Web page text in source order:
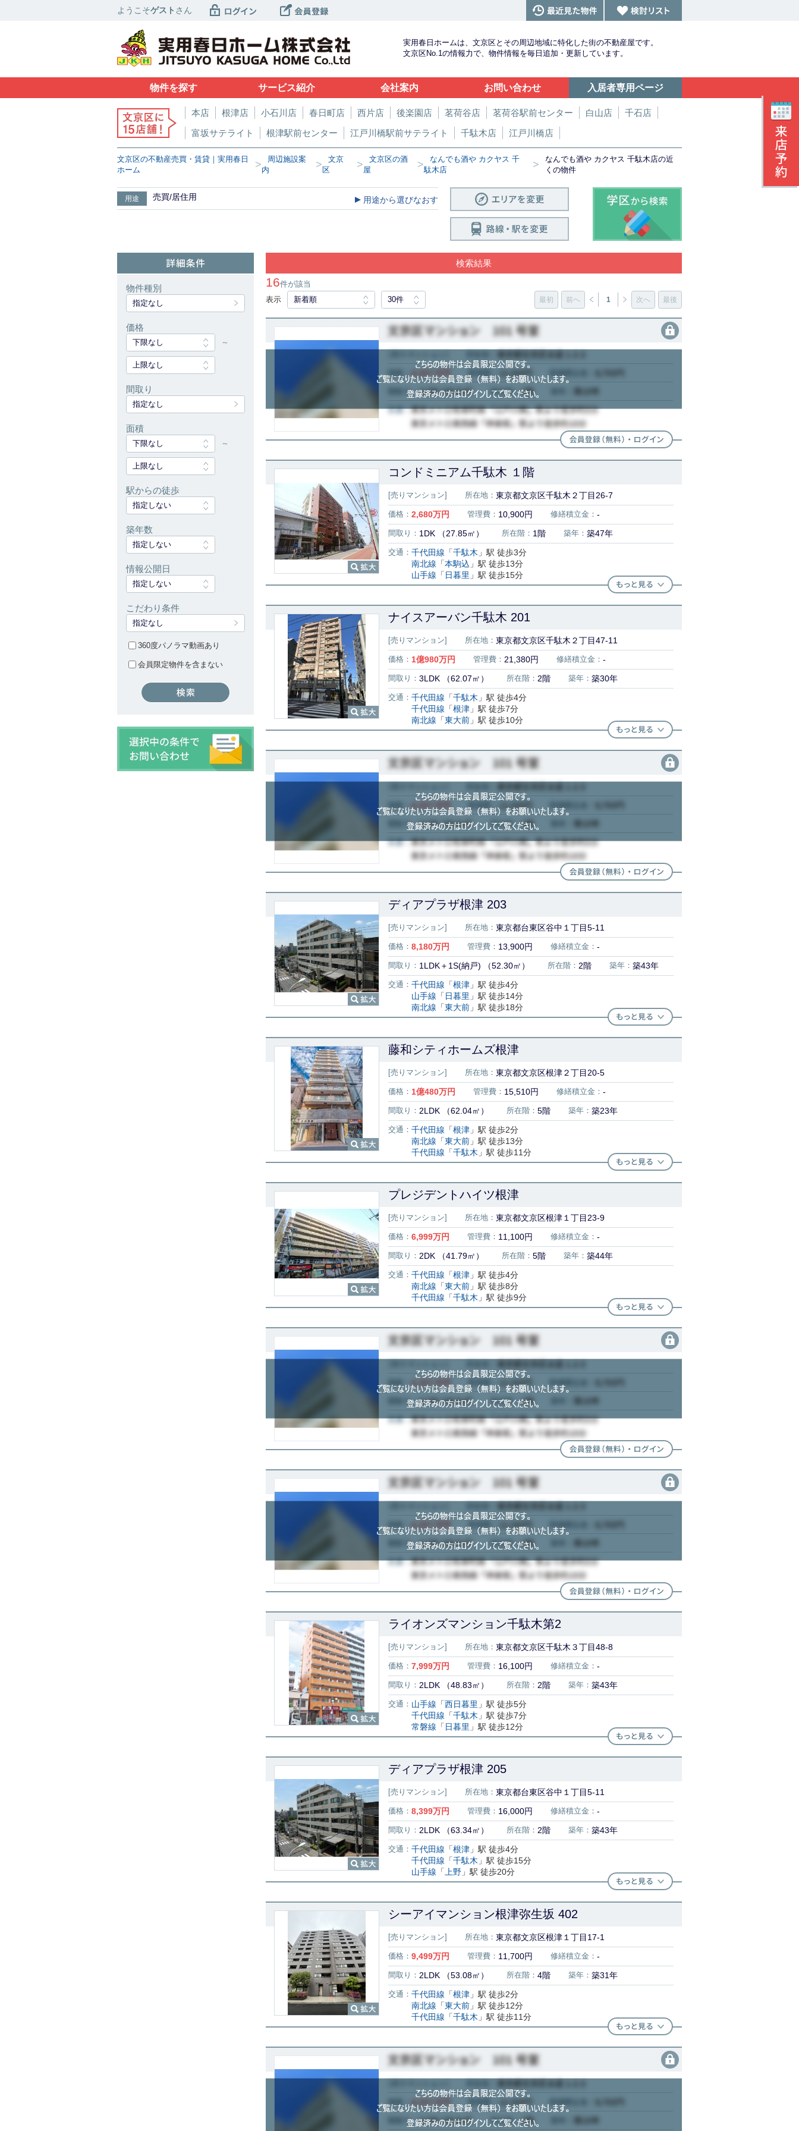
ようこそゲスト さん
実用春日ホームは、文京区とその周辺地域に特化した街の不動産屋です。
文京区No.1の情報力で、物件情報を毎日追加・更新しています。
物件を探す サービス紹介 会社案内 お問い合わせ 入居者専用ページ
本店 根津店 小石川店 春日町店 西片店 後楽園店 茗荷谷店 茗荷谷駅前センター 白山店
千石店
富坂サテライト
根津駅前センター 江戸川橋駅前サテライト 千駄木店 江戸川橋店
文京区の不動産売買・賃貸｜実用春日
ホーム
>
周辺施設案
内
>
文京
区
>
文京区の酒
屋
>
なんでも酒や カクヤス 千
駄木店
>
なんでも酒や カクヤス 千駄木店の近
くの物件
用途 売買/居住用 用途から選びなおす
検索結果
16件が該当
表示
新着順 30件 最初 前へ 1 次へ 最後
コンドミニアム千駄木 １階
[売りマンション] 所在地： 東京都文京区千駄木２丁目26-7
価格： 2,680万円 管理費： 10,900円 修繕積立金： -
間取り： 1DK （27.85㎡） 所在階： 1階 築年： 築47年
交通： 千代田線 「千駄木 」駅 徒歩3分
南北線 「本駒込 」駅 徒歩13分
山手線 「 日暮里 」駅 徒歩15分
ナイスアーバン千駄木 201
[売りマンション] 所在地： 東京都文京区千駄木２丁目47-11
価格： 1億980万円 管理費： 21,380円 修繕積立金： -
間取り： 3LDK （62.07㎡） 所在階： 2階 築年： 築30年
交通： 千代田線 「千駄木 」駅 徒歩4分
千代田線 「根津 」駅 徒歩7分
南北線 「東大前 」駅 徒歩10分
ディアプラザ根津 203
[売りマンション] 所在地： 東京都台東区谷中１丁目5-11
価格： 8,180万円 管理費： 13,900円 修繕積立金： -
間取り： 1LDK＋1S(納戸) （52.30㎡） 所在階： 2階 築年： 築43年
交通： 千代田線 「根津 」駅 徒歩4分
山手線 「 日暮里 」駅 徒歩14分
南北線 「東大前 」駅 徒歩18分
藤和シティホームズ根津
[売りマンション] 所在地： 東京都文京区根津２丁目20-5
価格： 1億480万円 管理費： 15,510円 修繕積立金： -
間取り： 2LDK （62.04㎡） 所在階： 5階 築年： 築23年
交通： 千代田線 「根津 」駅 徒歩2分
南北線 「東大前 」駅 徒歩13分
千代田線 「千駄木 」駅 徒歩11分
プレジデントハイツ根津
[売りマンション] 所在地： 東京都文京区根津１丁目23-9
価格： 6,999万円 管理費： 11,100円 修繕積立金： -
間取り： 2DK （41.79㎡） 所在階： 5階 築年： 築44年
交通： 千代田線 「根津 」駅 徒歩4分
南北線 「東大前 」駅 徒歩8分
千代田線 「千駄木 」駅 徒歩9分
ライオンズマンション千駄木第2
[売りマンション] 所在地： 東京都文京区千駄木３丁目48-8
価格： 7,999万円 管理費： 16,100円 修繕積立金： -
間取り： 2LDK （48.83㎡） 所在階： 2階 築年： 築43年
交通： 山手線 「西日暮里 」駅 徒歩5分
千代田線 「千駄木 」駅 徒歩7分
常磐線 「 日暮里 」駅 徒歩12分
ディアプラザ根津 205
[売りマンション] 所在地： 東京都台東区谷中１丁目5-11
価格： 8,399万円 管理費： 16,000円 修繕積立金： -
間取り： 2LDK （63.34㎡） 所在階： 2階 築年： 築43年
交通： 千代田線 「根津 」駅 徒歩4分
千代田線 「千駄木 」駅 徒歩15分
山手線 「 上野 」駅 徒歩20分
シーアイマンション根津弥生坂 402
[売りマンション] 所在地： 東京都文京区根津１丁目17-1
価格： 9,499万円 管理費： 11,700円 修繕積立金： -
間取り： 2LDK （53.08㎡） 所在階： 4階 築年： 築31年
交通： 千代田線 「根津 」駅 徒歩2分
南北線 「東大前 」駅 徒歩12分
千代田線 「千駄木 」駅 徒歩11分
物件種別
指定なし
価格
下限なし ～
上限なし
間取り
指定なし
面積
下限なし ～
上限なし
駅からの徒歩
指定しない
築年数
指定しない
情報公開日
指定しない
こだわり条件
指定なし
360度パノラマ動画あり
会員限定物件を含まない